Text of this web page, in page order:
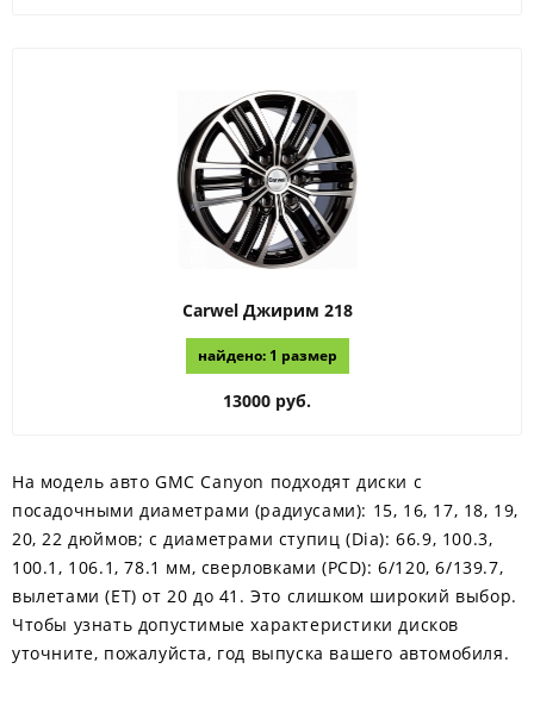
Carwel Джирим 218
найдено: 1 размер
13000 руб.
На модель авто GMC Canyon подходят диски с
посадочными диаметрами (радиусами): 15, 16, 17, 18, 19,
20, 22 дюймов; с диаметрами ступиц (Dia): 66.9, 100.3,
100.1, 106.1, 78.1 мм, сверловками (PCD): 6/120, 6/139.7,
вылетами (ЕТ) от 20 до 41. Это слишком широкий выбор.
Чтобы узнать допустимые характеристики дисков
уточните, пожалуйста, год выпуска вашего автомобиля.